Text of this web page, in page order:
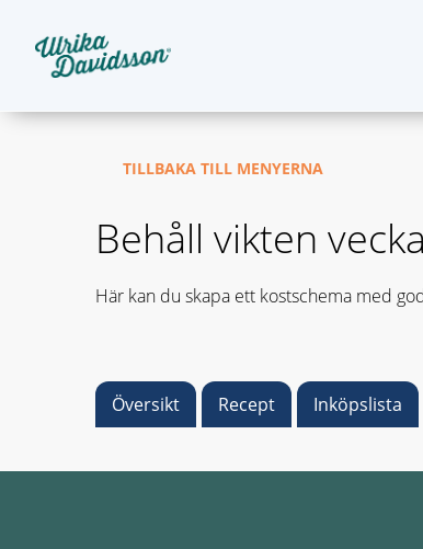
TILLBAKA TILL MENYERNA
Behåll vikten
Här kan du skapa ett kostschema med
Översikt Recept Inköpslista